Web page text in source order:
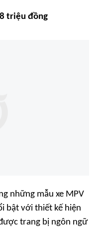
triệu đồng
những mẫu xe MPV
bật với thiết kế hiện
trang bị ngôn ngữ